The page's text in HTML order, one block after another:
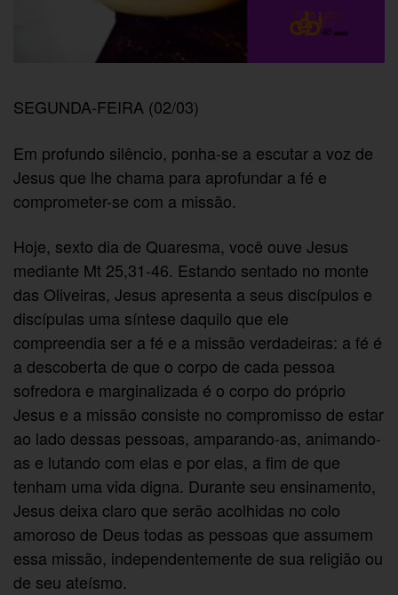
SEGUNDA-FEIRA (02/03)
Em profundo silêncio, ponha-se a escutar a voz de
Jesus que lhe chama para aprofundar a fé e
comprometer-se com a missão.
Hoje, sexto dia de Quaresma, você ouve Jesus
mediante Mt 25,31-46. Estando sentado no monte
das Oliveiras, Jesus apresenta a seus discípulos e
discípulas uma síntese daquilo que ele
compreendia ser a fé e a missão verdadeiras: a fé é
a descoberta de que o corpo de cada pessoa
sofredora e marginalizada é o corpo do próprio
Jesus e a missão consiste no compromisso de estar
ao lado dessas pessoas, amparando-as, animando-
as e lutando com elas e por elas, a fim de que
tenham uma vida digna. Durante seu ensinamento,
Jesus deixa claro que serão acolhidas no colo
amoroso de Deus todas as pessoas que assumem
essa missão, independentemente de sua religião ou
de seu ateísmo.